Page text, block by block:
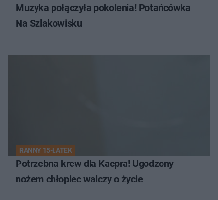
Muzyka połączyła pokolenia! Potańcówka
Na Szlakowisku
RANNY 15-LATEK
Potrzebna krew dla Kacpra! Ugodzony
nożem chłopiec walczy o życie